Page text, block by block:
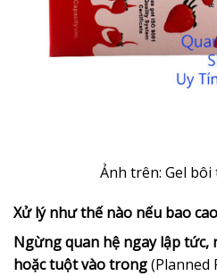
Ảnh trên: Gel
Xử lý như thế nào nếu bao
Ngừng quan hệ ngay lập tức,
hoặc tuột vào trong(Planned